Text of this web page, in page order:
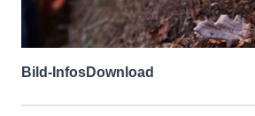
Bild-InfosDownload